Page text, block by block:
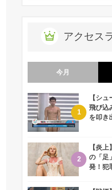
アクセス
今月
【シ
飛び込
を叩き
【炎
の「足
発！犯